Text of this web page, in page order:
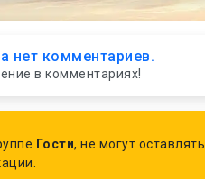
нет комментариев.
в комментариях!
Гости, не могут оставлять